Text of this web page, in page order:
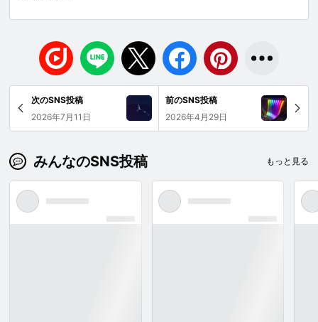
次のSNS投稿
2026年7月11日
前のSNS投稿
2026年4月29日
みんなのSNS投稿 もっと見る